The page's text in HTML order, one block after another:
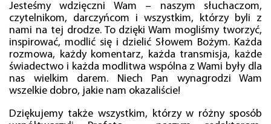
Jesteśmy wdzięczni Wam – naszym słuchaczom,
czytelnikom, darczyńcom i wszystkim, którzy byli z
nami na tej drodze. To dzięki Wam mogliśmy tworzyć,
inspirować, modlić się i dzielić Słowem Bożym. Każda
rozmowa, każdy komentarz, każda transmisja, każde
świadectwo i każda modlitwa wspólna z Wami były dla
nas wielkim darem. Niech Pan wynagrodzi Wam
wszelkie dobro, jakie nam okazaliście!
Dziękujemy także wszystkim, którzy w różny sposób